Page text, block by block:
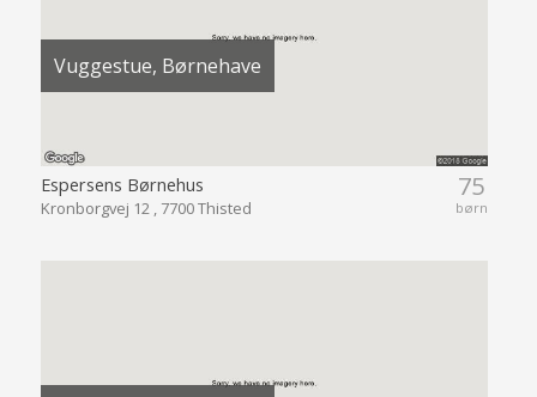
Vuggestue, Børnehave
75
børn
Espersens Børnehus
Kronborgvej 12 , 7700 Thisted